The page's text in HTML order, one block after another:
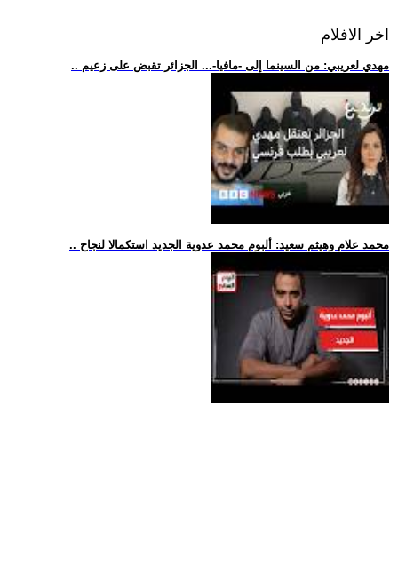
اخر الافلام
.. مهدي لعريبي: من السينما إلى -مافيا-... الجزائر تقبض على زعيم
.. محمد علام وهيثم سعيد: ألبوم محمد عدوية الجديد استكمالا لنجاح